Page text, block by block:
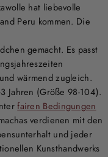
hat liebevolle
Peru kommen. Die
gemacht. Es passt
wärmend zugleich.
Jahren (Größe 98-104).
fairen Bedingungen
verdienen mit den
und jeder
Kunsthandwerks